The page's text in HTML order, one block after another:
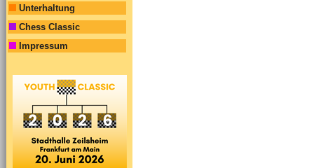
Unterhaltung
Chess Classic
Impressum